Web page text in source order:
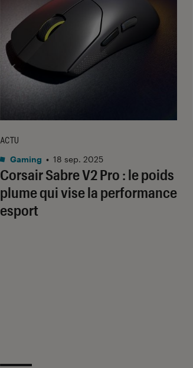
Corsair Sabre V2 Pro : le poids
plume qui vise la performance
esport
ACTU
Gaming • 18 sep. 2025